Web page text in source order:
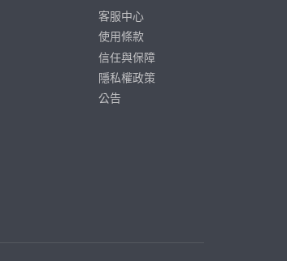
客服中心
使用條款
信任與保障
隱私權政策
公告